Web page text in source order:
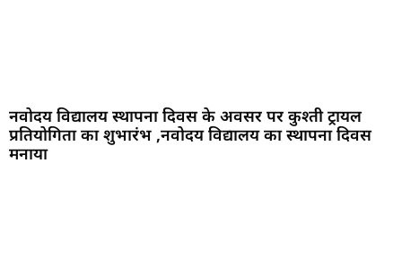
नवोदय विद्यालय स्थापना दिवस के अवसर पर कुश्ती ट्रायल
प्रतियोगिता का शुभारंभ ,नवोदय विद्यालय का स्थापना दिवस
मनाया